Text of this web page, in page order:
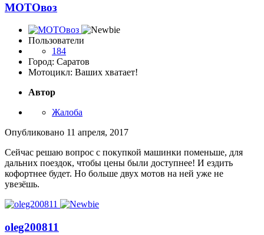
МОТОвоз
Пользователи
184
Город: Саратов
Мотоцикл: Ваших хватает!
Автор
Жалоба
Опубликовано 11 апреля, 2017
Сейчас решаю вопрос с покупкой машинки поменьше, для
дальних поездок, чтобы цены были доступнее! И ездить
кофортнее будет. Но больше двух мотов на ней уже не
увезёшь.
oleg200811